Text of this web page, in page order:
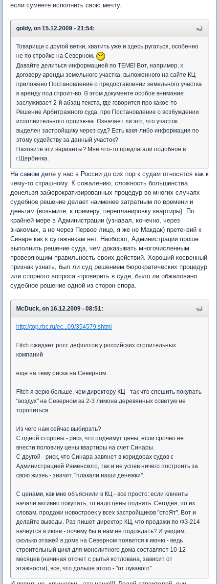
если сумеете исполнить свою мечту.
goldy, on 15.12.2009 - 21:54:
Товарищи с другой ветки, хватить уже и здесь ругаться, особенно
не по стройке на Северном.
Давайте делиться информацией по ТЕМЕ! Вот, например, к
договору аренды земельного участка, выложенного на сайте КЦ
приложено Постановление о предоставлении земельного участка
в аренду под строит-во. В этом документе особое внимание
заслуживает 2-й абзац текста, где говорится про какое-то
Решение Арбитражного суда, про Постановление о возбуждении
исполнительного произв-ва. Означает ли это, что участок
выделен застройщику через суд? Есть какя-либо информация по
этому судейству за данный участок?
Назовите эти варианты? Мне что-то предлагали подобное в
г.Щербинка.
На самом деле у нас в России до сих пор к судам относятся как к
чему-то страшному. К сожалению, сложность большинства
донельзя забюрократизированных процедур во многих случаях
судебное решение делает наименее затратным по времени и
деньгам (возьмите, к примеру, перепланировку квартиры). По
крайней мере в Администрации (узнавал, конечно, через
знакомых, а не через Первое лицо, я же не Макдак) претензий к
Синаре как к сутяжникам нет. Наоборот, Администрации проше
выполнить решение суда, чем доказывать многочисленным
проверяющим правильность своих действий. Хороший косвенный
признак узнать, был ли суд решением бюрократических процедур
или спорного вопроса -проверить в суде, было ли обжаловано
судебное решение одной из сторон спора.
McDuck, on 16.12.2009 - 08:51:
http://top.rbc.ru/ec...09/354579.shtml
Fitch ожидает рост дефолтов у российских строительных
компаний
еще на тему риска на Северном.
Fitch я верю больше, чем директору КЦ - так что спешить покупать
"воздух" на Северном за 2-3 лимона деревянных советую не
торопиться.
Из чего нам сейчас выбирать?
С одной стороны - риск, что поднимут цены, если срочно не
внести половину цены квартиры на счет Синары.
С другой - риск, что Синара завянет в коридорах судов с
Администрацией Раменского, так и не успев ничего построить за
свою жизнь - значит, "плакали наши денежки".
С ценами, как мне объяснили в КЦ - все просто: если клиенты
начали активно покупать, то надо цены поднять. Сегодня, по их
словам, продажи новостроек у всех застройщиков "стоЯт". Вот и
делайте выводы. Раз пишет директор КЦ, что продажи по ФЗ-214
начнутся в июне - почему бы и нам не подождать? И увидим,
сколько этажей в доме на Северном появится к июню - ведь
строительный цикл для монолитного дома составляет 10-12
месяцев (начиная отсчет с рытья котлована, зависит от
этажности), все, что дольше этого - "от лукавого".